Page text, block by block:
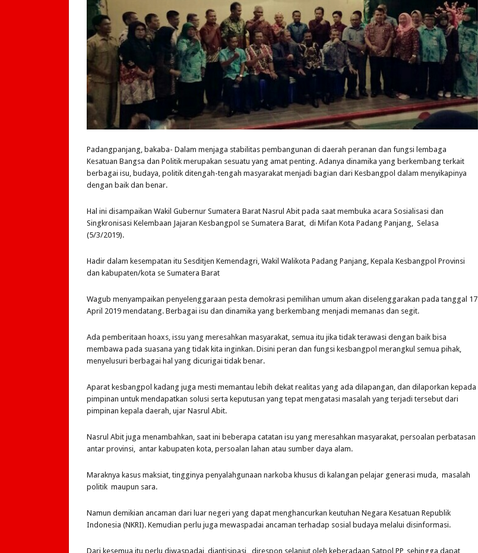
Padangpanjang, bakaba- Dalam menjaga stabilitas pembangunan di daerah peranan dan fungsi lembaga
Kesatuan Bangsa dan Politik merupakan sesuatu yang amat penting. Adanya dinamika yang berkembang terkait
berbagai isu, budaya, politik ditengah-tengah masyarakat menjadi bagian dari Kesbangpol dalam menyikapinya
dengan baik dan benar.
Hal ini disampaikan Wakil Gubernur Sumatera Barat Nasrul Abit pada saat membuka acara Sosialisasi dan
Singkronisasi Kelembaan Jajaran Kesbangpol se Sumatera Barat, di Mifan Kota Padang Panjang, Selasa
(5/3/2019).
Hadir dalam kesempatan itu Sesditjen Kemendagri, Wakil Walikota Padang Panjang, Kepala Kesbangpol Provinsi
dan kabupaten/kota se Sumatera Barat
Wagub menyampaikan penyelenggaraan pesta demokrasi pemilihan umum akan diselenggarakan pada tanggal 17
April 2019 mendatang. Berbagai isu dan dinamika yang berkembang menjadi memanas dan segit.
Ada pemberitaan hoaxs, issu yang meresahkan masyarakat, semua itu jika tidak terawasi dengan baik bisa
membawa pada suasana yang tidak kita inginkan. Disini peran dan fungsi kesbangpol merangkul semua pihak,
menyelusuri berbagai hal yang dicurigai tidak benar.
Aparat kesbangpol kadang juga mesti memantau lebih dekat realitas yang ada dilapangan, dan dilaporkan kepada
pimpinan untuk mendapatkan solusi serta keputusan yang tepat mengatasi masalah yang terjadi tersebut dari
pimpinan kepala daerah, ujar Nasrul Abit.
Nasrul Abit juga menambahkan, saat ini beberapa catatan isu yang meresahkan masyarakat, persoalan perbatasan
antar provinsi, antar kabupaten kota, persoalan lahan atau sumber daya alam.
Maraknya kasus maksiat, tingginya penyalahgunaan narkoba khusus di kalangan pelajar generasi muda, masalah
politik maupun sara.
Namun demikian ancaman dari luar negeri yang dapat menghancurkan keutuhan Negara Kesatuan Republik
Indonesia (NKRI). Kemudian perlu juga mewaspadai ancaman terhadap sosial budaya melalui disinformasi.
Dari kesemua itu perlu diwaspadai, diantisipasi, direspon selanjut oleh keberadaan Satpol PP, sehingga dapat